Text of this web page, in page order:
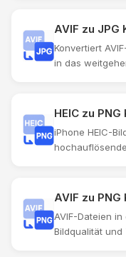
AVIF zu JPG
Konvertiert
in das
HEIC zu
iPhone HEIC-
AVIF zu
AVIF-Dateien
Bildqualität